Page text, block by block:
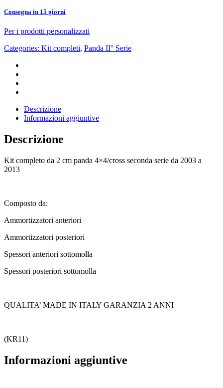
Consegna in 15 giorni
Per i prodotti personalizzati
Categories: Kit completi, Panda II° Serie
Descrizione
Informazioni aggiuntive
Descrizione
Kit completo da 2 cm panda 4×4/cross seconda serie da 2003 a
2013
Composto da:
Ammortizzatori anteriori
Ammortizzatori posteriori
Spessori anteriori sottomolla
Spessori posteriori sottomolla
QUALITA’ MADE IN ITALY GARANZIA 2 ANNI
(KR11)
Informazioni aggiuntive